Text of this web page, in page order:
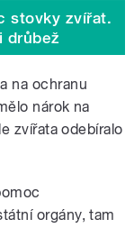
stovky zvířat.
drůbež
na ochranu
nárok na
zvířata odebíralo
orgány, tam